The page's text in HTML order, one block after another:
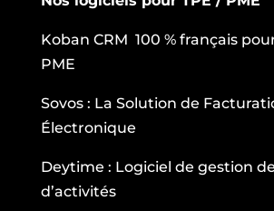
Koban CRM 100 % français
PME
Sovos : La Solution de
Électronique
Deytime : Logiciel de gestion
d’activités